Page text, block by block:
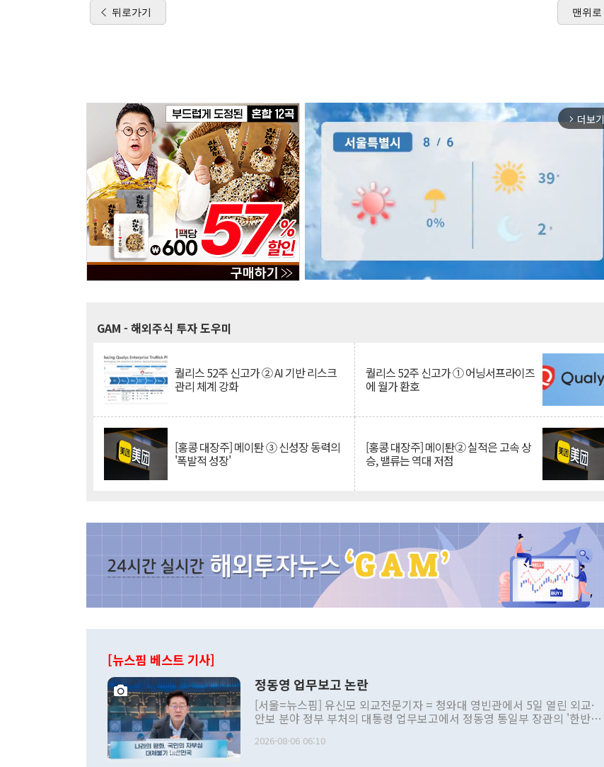
뒤로가기 맨위로
arrow_forward_ios 더보기
GAM - 해외주식 투자 도우미
퀄리스 52주 신고가 ② AI 기반 리스크
관리 체계 강화
퀄리스 52주 신고가 ① 어닝서프라이즈
에 월가 환호
[홍콩 대장주] 메이퇀 ③ 신성장 동력의
'폭발적 성장'
[홍콩 대장주] 메이퇀② 실적은 고속 상
승, 밸류는 역대 저점
[뉴스핌 베스트 기사]
정동영 업무보고 논란
[서울=뉴스핌] 유신모 외교전문기자 = 청와대 영빈관에서 5일 열린 외교·
안보 분야 정부 부처의 대통령 업무보고에서 정동영 통일부 장관의 '한반도
발언 중에는 정부 내 조율을 거치지 않은 사안을 정책으로 추진하겠다고 공
2026-08-06 06:10